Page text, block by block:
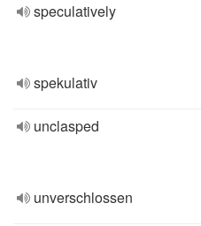
speculatively
spekulativ
unclasped
unverschlossen